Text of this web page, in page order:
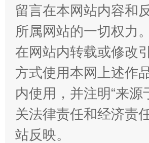
站台名比不上好声名
留言在本网站内容和
所属网站的一切权力
在网站内转载或修改
方式使用本网上述作
内使用，并注明“来
关法律责任和经济责
站反映。